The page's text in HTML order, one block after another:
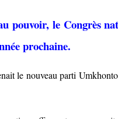
pouvoir, le Congrès
prochaine.
le nouveau parti